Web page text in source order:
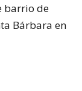
barrio de
Bárbara en